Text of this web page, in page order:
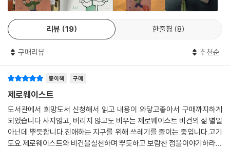
기란 쉽지 않은 일이다.
그런데 여기, 개념조차 생소하던 시절부터 제로웨이스트를 실천해온 한 사
보이는 일회용품은 꼭 필요한 사람에게 가도록 돌려주고, 필요한 것이 생
돌아갈 수 있는 재료를 신중하게 고른다. 여기까지는 모든 제로웨이스터들
이 지향하는 생활과 같다. 그런데 이 사람 좀 특이하다. 자신을 ‘제로웨이스
터’에서 진화한 ‘제비’라고 소개한다.
환경을 오염시키고 싶지 않아서 시작한 제로웨이스트인데, 쓰레기 없이 산
고기에는 가축들의 불행이 녹아 있고, 조금이나마 가축을 편하게 해줬다는
리뷰 19 한줄평 8
구매리뷰 추천순
종이책 구매
제로웨이스트
도서관에서 희망도서 신청해서 읽고 내용이 와닿고좋아서 구매까지하게
되었습니다.사지않고, 버리지 않고도 비우는 제로웨이스트 비건의 삶.별일
아닌데 뿌듯합니다.친애하는 지구를 위해 쓰레기를 줄이는 중입니다.고기
도요.제로웨이스트와 비건을실천하며 뿌듯하고 보람찬 점을이야기하라면